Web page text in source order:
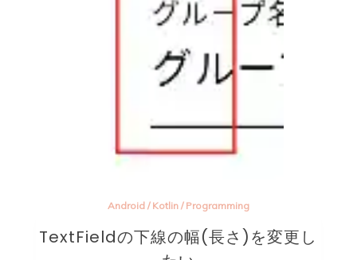
Android/ Kotlin/ Programming
TextFieldの下線の幅(長さ)を変更し